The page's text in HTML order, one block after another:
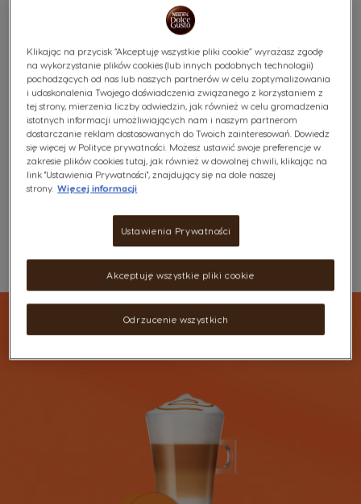
minuta, by je przygotować i powoli delektować się
trzema warstwami cudownego napoju z pysznym,
Zobacz skład
29,99 Zł
19,99 Zł
1,25zł /1 kapsułka
Darmowa dostawa od 160zł
Schowek
Klikając na przycisk “Akceptuję wszystkie pliki cookie” wyrażasz zgodę
na wykorzystanie plików cookies (lub innych podobnych technologii)
pochodzących od nas lub naszych partnerów w celu zoptymalizowania
i udoskonalenia Twojego doświadczenia związanego z korzystaniem z
tej strony, mierzenia liczby odwiedzin, jak również w celu gromadzenia
istotnych informacji umożliwiających nam i naszym partnerom
dostarczanie reklam dostosowanych do Twoich zainteresowań. Dowiedz
się więcej w Polityce prywatności. Możesz ustawić swoje preferencje w
zakresie plików cookies tutaj, jak również w dowolnej chwili, klikając na
link "Ustawienia Prywatności", znajdujący się na dole naszej
strony. Więcej informacji
Ustawienia Prywatności
Odrzucenie wszystkich
Akceptuję wszystkie pliki cookie